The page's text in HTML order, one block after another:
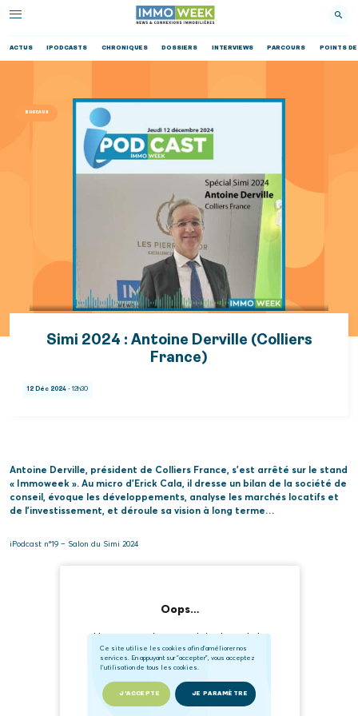
ACTUS IPODCASTS CHRONIQUES DOSSIERS INTERVIEWS PARCOURS POINTS DE
Ce site utilise les cookies afin d'améliorer nos
services. En appuyant sur "accepter", vous acceptez
l'utilisation de tous les cookies.
J'ACCEPTE JE PARAMÈTRE
BUREAUX
Simi 2024 : Antoine Derville (Colliers
France)
12 Déc 2024 - 12h30
Antoine Derville, président de Colliers France, s’est arrêté sur le stand
« Immoweek ». Au micro d’Erick Cala, il dresse un bilan de la société de
conseil, évoque les développements, analyse les marchés locatifs et
de l’investissement, et déroule sa vision à long terme…
iPodcast n°19 – Salon du Simi 2024